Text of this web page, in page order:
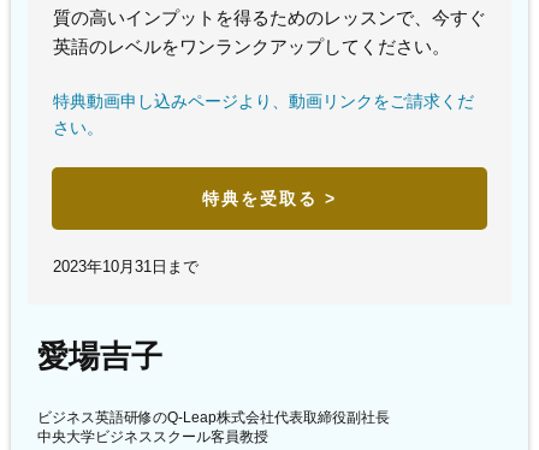
質の高いインプットを得るためのレッスンで、今すぐ
英語のレベルをワンランクアップしてください。
特典動画申し込みページより、動画リンクをご請求くだ
さい。
特典を受取る >
2023年10月31日まで
愛場吉子
ビジネス英語研修のQ-Leap株式会社代表取締役副社長
中央大学ビジネススクール客員教授